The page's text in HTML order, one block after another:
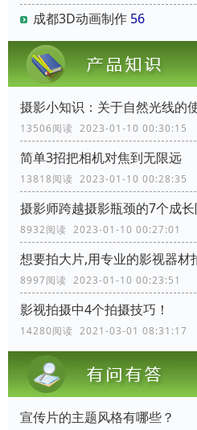
成都3D动画制作 56
摄影小知识：关于自然光线的
13506阅读 2023-01-10 00:30:15
简单3招把相机对焦到无限远
13818阅读 2023-01-10 00:28:35
摄影师跨越摄影瓶颈的7个成
8932阅读 2023-01-10 00:27:01
想要拍大片,用专业的影视器材
8997阅读 2023-01-10 00:23:51
影视拍摄中4个拍摄技巧！
14280阅读 2021-03-01 08:31:17
宣传片的主题风格有哪些？